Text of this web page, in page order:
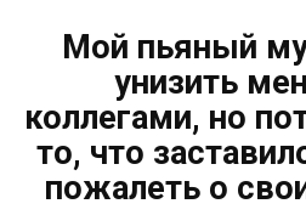
Мой пьяный
унизить
коллегами, но
то, что
пожалеть о